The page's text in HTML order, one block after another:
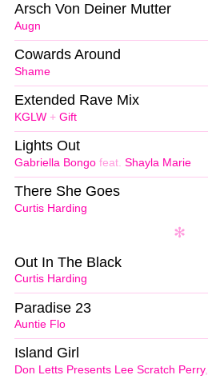
Augn
Arsch Von Deiner Mutter
Shame
Cowards Around
KGLW + Gift
Extended Rave Mix
Gabriella Bongo feat. Shayla Marie
Lights Out
Curtis Harding
There She Goes
Curtis Harding
Out In The Black
Auntie Flo
Paradise 23
Don Letts Presents Lee Scratch Perry,
Island Girl